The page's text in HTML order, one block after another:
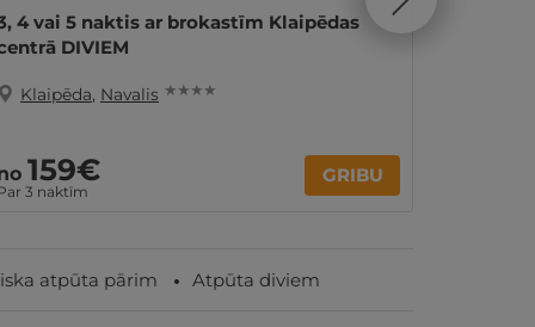
4 vai 5 naktis ar brokastīm Klaipēdas
DIVIEM
Klaipēda, Navalis ★ ★ ★ ★
159€
3 naktīm
GRIBU
atpūta pārim Atpūta diviem